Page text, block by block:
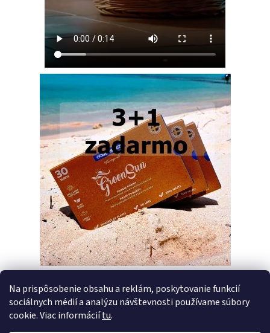
Na prispôsobenie obsahu a reklám, poskytovanie funkcií
sociálnych médií a analýzu návštevnosti používame súbory
cookie. Viac informáciítu.
PREDCHÁDZAJÚCI ČLÁNOK